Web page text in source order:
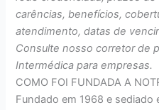
carências, benefícios,
atendimento, datas de
Consulte nosso corretor de
Intermédica para empresas.
COMO FOI FUNDADA A
Fundado em 1968 e sediado